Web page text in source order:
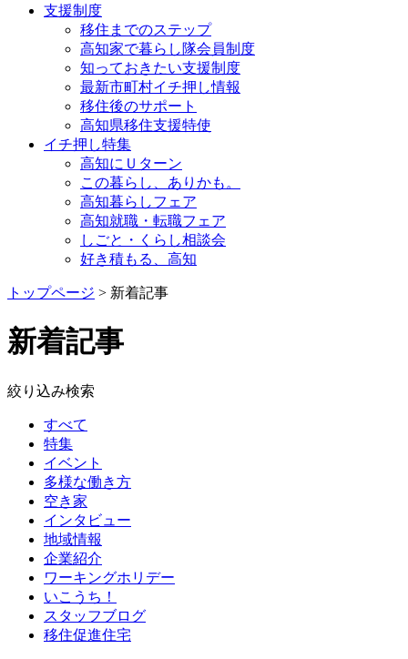
支援制度
移住までのステップ
高知家で暮らし隊会員制度
知っておきたい支援制度
最新市町村イチ押し情報
移住後のサポート
高知県移住支援特使
イチ押し特集
高知にＵターン
この暮らし、ありかも。
高知暮らしフェア
高知就職・転職フェア
しごと・くらし相談会
好き積もる、高知
トップページ > 新着記事
新着記事
絞り込み検索
すべて
特集
イベント
多様な働き方
空き家
インタビュー
地域情報
企業紹介
ワーキングホリデー
いこうち！
スタッフブログ
移住促進住宅